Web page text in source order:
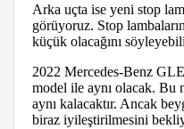
Arka uçta ise yeni stop
görüyoruz. Stop
küçük olacağını
2022 Mercedes-Benz
model ile aynı olacak. Bu
aynı kalacaktır. Ancak
biraz iyileştirilmesini